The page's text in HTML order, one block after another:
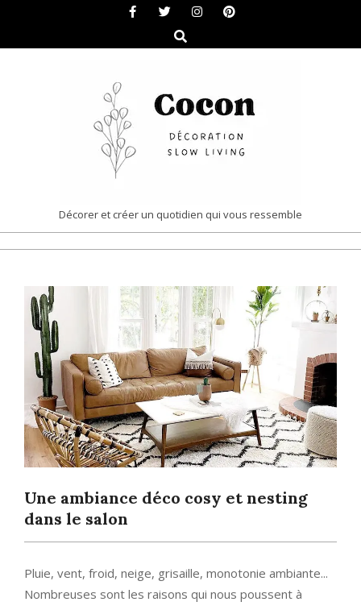
content
Search
COCON
|
&
SLOW
LIVING
Décorer et créer un quotidien qui vous ressemble
Une ambiance déco cosy et nesting
dans le salon
Pluie, vent, froid, neige, grisaille, monotonie ambiante...
Nombreuses sont les raisons qui nous poussent à